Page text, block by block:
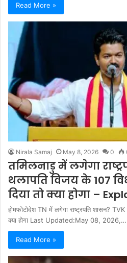
Read More »
Nirala Samaj May 8, 2026 0
तमिलनाडु में लगेगा
थलापति विजय के 107
दिया तो क्या होगा –
होमफोटोदेश TN में लगेगा राष्ट्रपति शासन?
क्या होगा Last Updated:May 08, 2026,…
Read More »